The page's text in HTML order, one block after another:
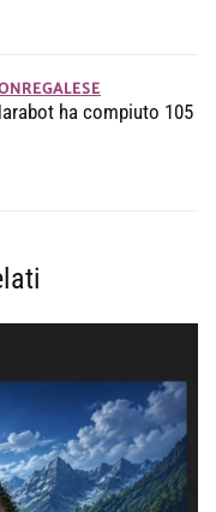
ha compiuto 105